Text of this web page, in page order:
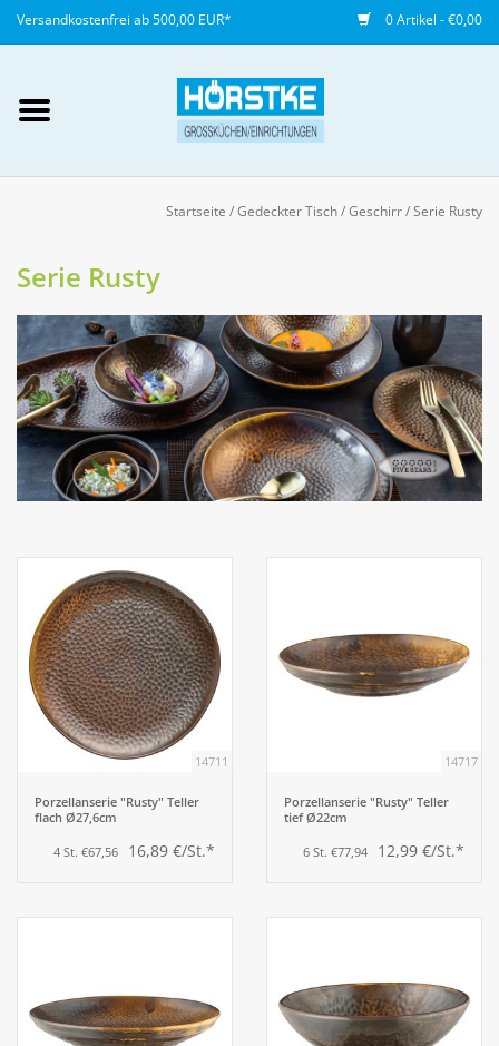
Versandkostenfrei ab 500,00 EUR* 0 Artikel - €0,00
anlegen
Gedeckter Tisch
Buffet
Fingerfood
Aufsteller
Bar
Tafeln
Einrichtung
Berufsbekleidung
Küchenmöbel
Startseite /Gedeckter Tisch/Geschirr/Serie Rusty
Serie Rusty
14711
Porzellanserie "Rusty" Teller
flach Ø27,6cm
4 St. €67,56 16,89 €/St.*
14717
Porzellanserie "Rusty" Teller
tief Ø22cm
6 St. €77,94 12,99 €/St.*